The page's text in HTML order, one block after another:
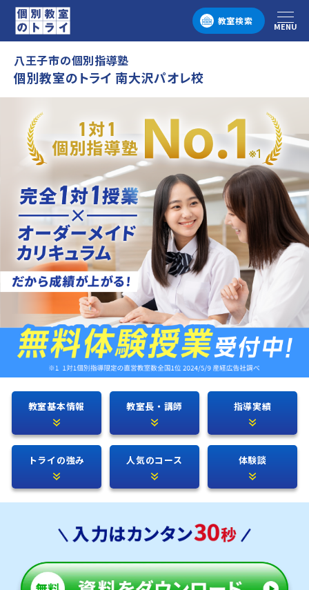
教室検索
メニュー
MENU
八王子市の個別指導塾
個別教室のトライ 南大沢パオレ校
教室基本情報 教室長・講師 指導実績
トライの強み 人気のコース 体験談